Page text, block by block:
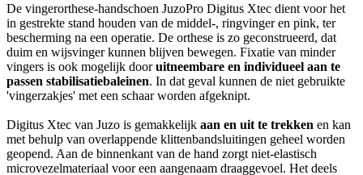
De vingerorthese-handschoen JuzoPro Digitus Xtec dient voor het
in gestrekte stand houden van de middel-, ringvinger en pink, ter
bescherming na een operatie. De orthese is zo geconstrueerd, dat
duim en wijsvinger kunnen blijven bewegen. Fixatie van minder
vingers is ook mogelijk dooruitneembare en individueel aan te
passen stabilisatiebaleinen. In dat geval kunnen de niet gebruikte
'vingerzakjes' met een schaar worden afgeknipt.
Digitus Xtec van Juzo is gemakkelijk aan en uit te trekken en kan
met behulp van overlappende klittenbandsluitingen geheel worden
geopend. Aan de binnenkant van de hand zorgt niet-elastisch
microvezelmateriaal voor een aangenaam draaggevoel. Het deels